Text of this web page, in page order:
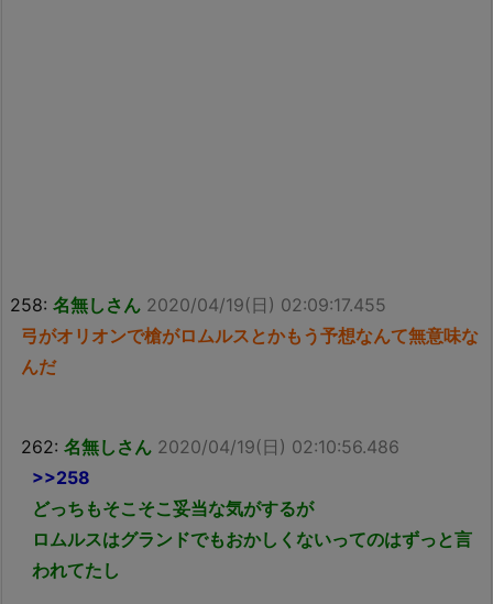
258: 名無しさん 2020/04/19(日) 02:09:17.455
弓がオリオンで槍がロムルスとかもう予想なんて無意味な
んだ
262: 名無しさん 2020/04/19(日) 02:10:56.486
>>258
どっちもそこそこ妥当な気がするが
ロムルスはグランドでもおかしくないってのはずっと言
われてたし